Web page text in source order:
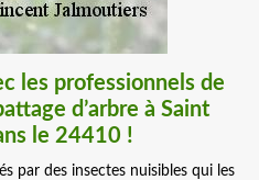
les professionnels de
d’arbre à Saint
le 24410 !
par des insectes nuisibles qui les